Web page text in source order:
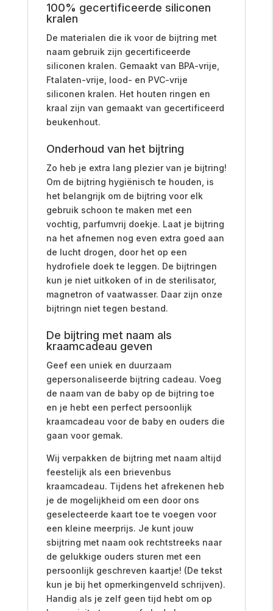
100% gecertificeerde siliconen
kralen
De materialen die ik voor de bijtring met
naam gebruik zijn gecertificeerde
siliconen kralen. Gemaakt van BPA-vrije,
Ftalaten-vrije, lood- en PVC-vrije
siliconen kralen. Het houten ringen en
kraal zijn van gemaakt van gecertificeerd
beukenhout.
Onderhoud van het bijtring
Zo heb je extra lang plezier van je bijtring!
Om de bijtring hygiënisch te houden, is
het belangrijk om de bijtring voor elk
gebruik schoon te maken met een
vochtig, parfumvrij doekje. Laat je bijtring
na het afnemen nog even extra goed aan
de lucht drogen, door het op een
hydrofiele doek te leggen. De bijtringen
kun je niet uitkoken of in de sterilisator,
magnetron of vaatwasser. Daar zijn onze
bijtringn niet tegen bestand.
De bijtring met naam als
kraamcadeau geven
Geef een uniek en duurzaam
gepersonaliseerde bijtring cadeau. Voeg
de naam van de baby op de bijtring toe
en je hebt een perfect persoonlijk
kraamcadeau voor de baby en ouders die
gaan voor gemak.
Wij verpakken de bijtring met naam altijd
feestelijk als een brievenbus
kraamcadeau. Tijdens het afrekenen heb
je de mogelijkheid om een door ons
geselecteerde kaart toe te voegen voor
een kleine meerprijs. Je kunt jouw
sbijtring met naam ook rechtstreeks naar
de gelukkige ouders sturen met een
persoonlijk geschreven kaartje! (De tekst
kun je bij het opmerkingenveld schrijven).
Handig als je zelf geen tijd hebt om op